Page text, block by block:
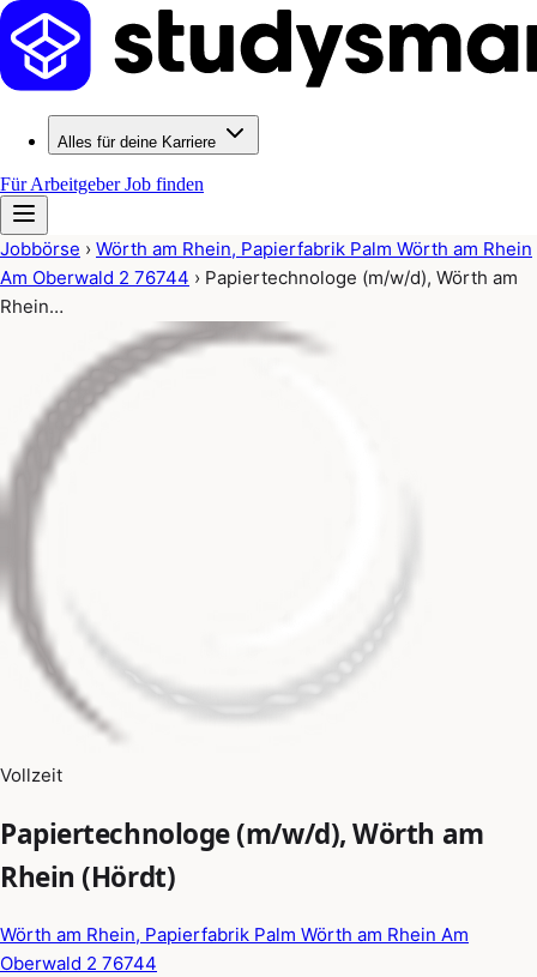
Alles für deine Karriere
Für ArbeitgeberJob finden
Jobbörse › Wörth am Rhein, Papierfabrik Palm Wörth am Rhein
Am Oberwald 2 76744 › Papiertechnologe (m/w/d), Wörth am
Rhein…
Vollzeit
Papiertechnologe (m/w/d), Wörth am
Rhein (Hördt)
Wörth am Rhein, Papierfabrik Palm Wörth am Rhein Am
Oberwald 2 76744